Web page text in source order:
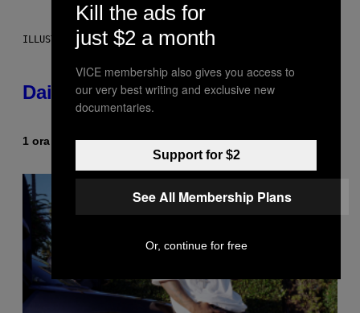
ILLUSTRATION BY REESA.
Daily Horoscope: August 7, 2026
1 ora fa DiAshley Fike
Kill the ads for
just $2 a month
VICE membership also gives you access to
our very best writing and exclusive new
documentaries.
Support for $2
See All Membership Plans
Or, continue for free